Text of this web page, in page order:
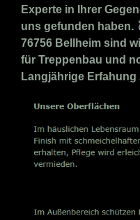
Experte in Ihrer
uns gefunden haben.
76756 Bellheim sind
für Treppenbau und
Langjährige